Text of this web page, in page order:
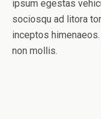
ipsum egestas
sociosqu ad litora
inceptos
non mollis.